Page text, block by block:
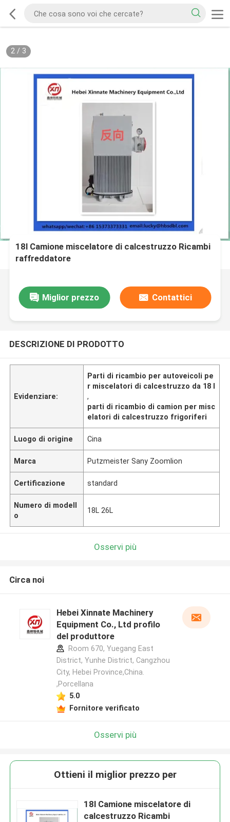
2/ 3
18l Camione miscelatore di calcestruzzo Ricambi
raffreddatore
Miglior prezzo Contattici
DESCRIZIONE DI PRODOTTO
Evidenziare:
Parti di ricambio per autoveicoli pe
r miscelatori di calcestruzzo da 18 l
,
parti di ricambio di camion per misc
elatori di calcestruzzo frigoriferi
Luogo di origine Cina
Marca Putzmeister Sany Zoomlion
Certificazione standard
Numero di modell
o
18L 26L
Osservi più
Circa noi
Hebei Xinnate Machinery
Equipment Co., Ltd profilo
del produttore
Room 670, Yuegang East
District, Yunhe District, Cangzhou
City, Hebei Province,China.
,Porcellana
5.0
Fornitore verificato
Osservi più
Ottieni il miglior prezzo per
18l Camione miscelatore di
calcestruzzo Ricambi